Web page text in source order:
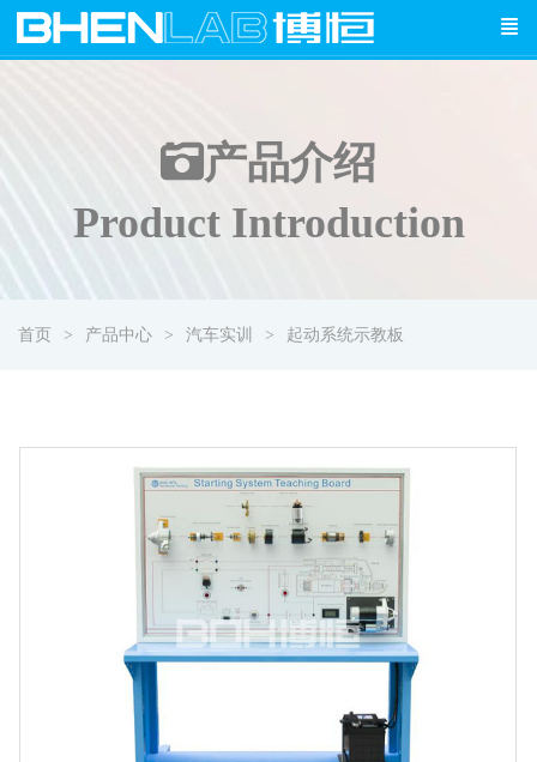
产品介绍
Product Introduction
首页 产品中心 汽车实训 起动系统示教板